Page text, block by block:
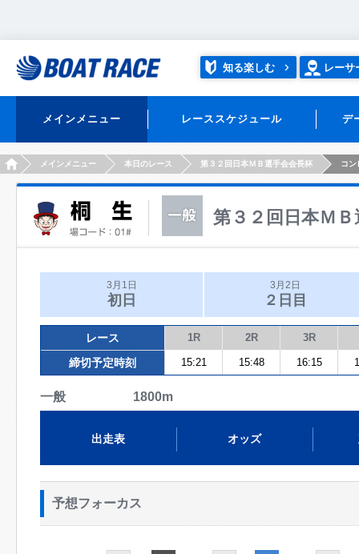
知る楽しむ レーサ
メインメニュー レーススケジュール デ
HOMEメインメニュー 本日のレース 第３２回日本ＭＢ選手会会長杯 コン
第３２回日本Ｍ
3月1日
初日
3月2日
２日目
レース 1R 2R 3R
締切予定時刻 15:21 15:48 16:15
一般 1800m
出走表 オッズ
予想フォーカス